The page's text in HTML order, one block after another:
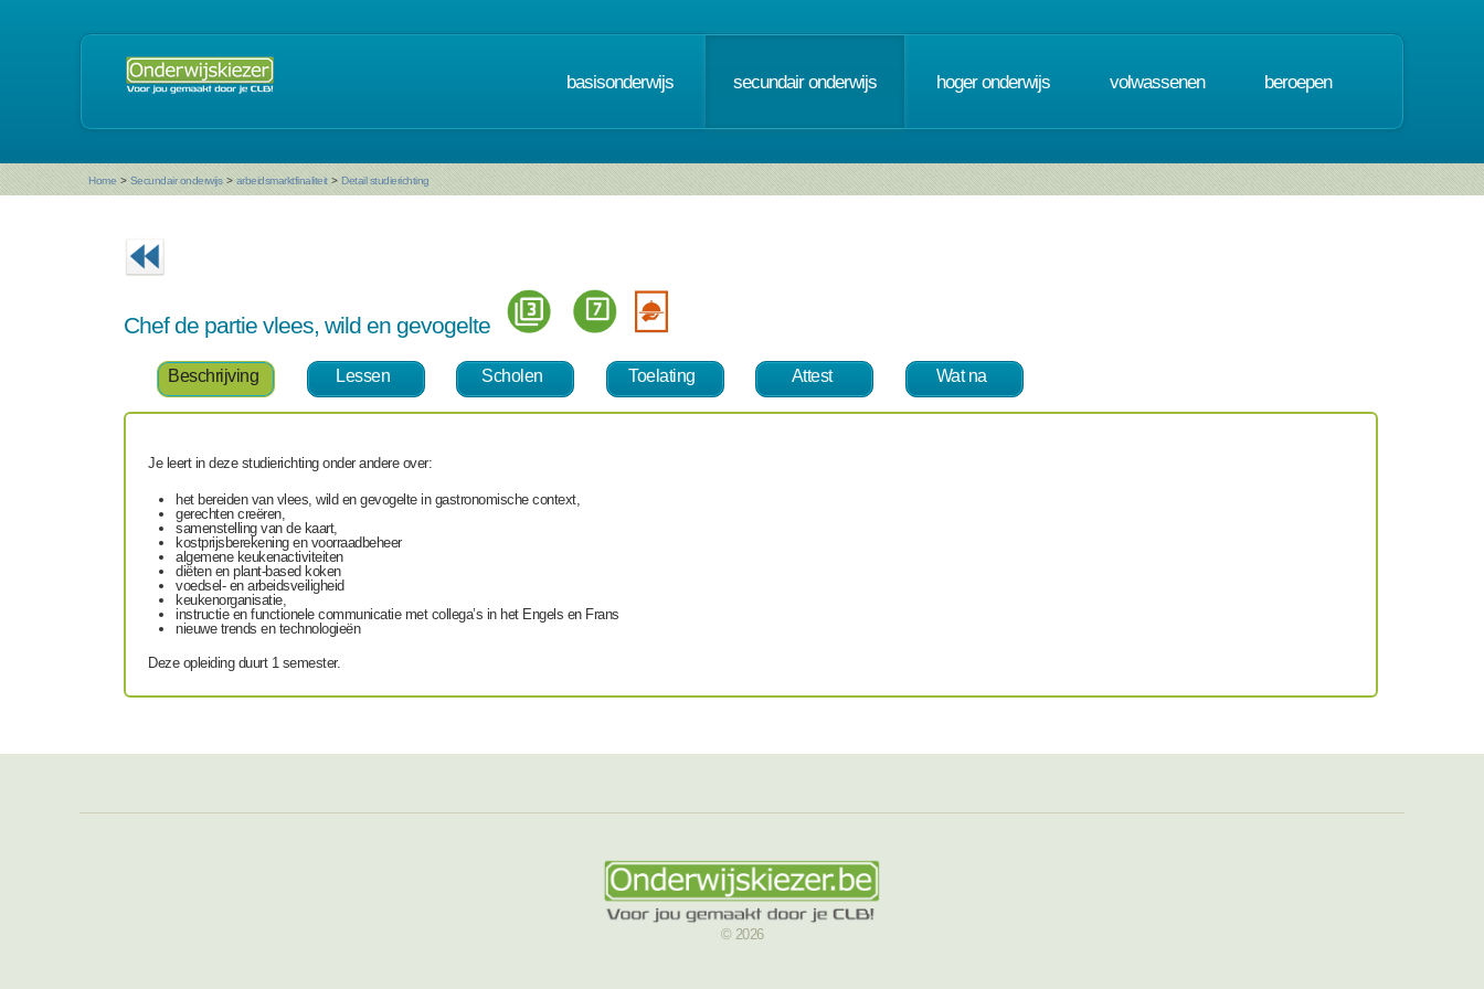
basisonderwijs secundair onderwijs hoger onderwijs volwassenen beroepen
Home > Secundair onderwijs > arbeidsmarktfinaliteit > Detail studierichting
Chef de partie vlees, wild en gevogelte
Beschrijving Lessen Scholen Toelating Attest Wat na
Je leert in deze studierichting onder andere over:
het bereiden van vlees, wild en gevogelte in gastronomische context,
gerechten creëren,
samenstelling van de kaart,
kostprijsberekening en voorraadbeheer
algemene keukenactiviteiten
diëten en plant-based koken
voedsel- en arbeidsveiligheid
keukenorganisatie,
instructie en functionele communicatie met collega’s in het Engels en Frans
nieuwe trends en technologieën
Deze opleiding duurt 1 semester.
© 2026